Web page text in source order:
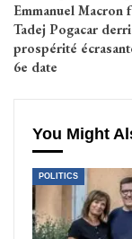
Emmanuel Macron
Tadej Pogacar
prospérité
6e date
You Might
POLITICS